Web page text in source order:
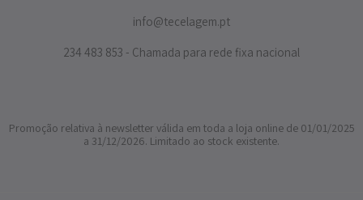
info@tecelagem.pt
234 483 853 - Chamada para rede fixa nacional
Promoção relativa à newsletter válida em toda a loja online de 01/01/2025
a 31/12/2026. Limitado ao stock existente.